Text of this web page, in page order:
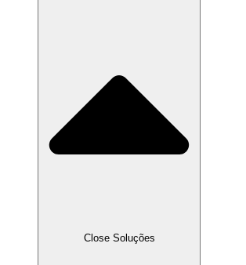
Close Soluções